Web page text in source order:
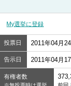
My選挙に登録
投票日 2011年04月24
告示日 2011年04月17
有権者数